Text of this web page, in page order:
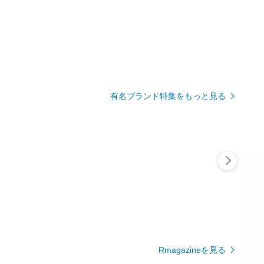
有名ブランド特集をもっと見る
Rmagazineを見る